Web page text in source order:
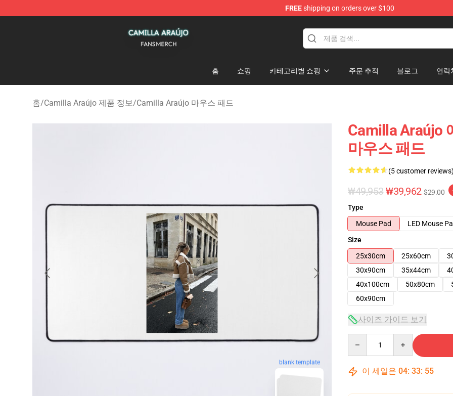
FREEshipping on orders over $100
홈 쇼핑 카테고리별 쇼핑 주문 추적 블로그 연락
홈/Camilla Araújo 제품 정보/Camilla Araújo 마우스 패드
blank template
Camilla Araújo
마우스 패드
(5 customer reviews)
₩49,953 ₩39,962 $29.00
Type
Mouse Pad
LED Mouse
Size
25x30cm
25x60cm
30x90cm
35x44cm
40x100cm
50x80cm
60x90cm
사이즈 가이드 보기
이 세일은 04: 33: 54